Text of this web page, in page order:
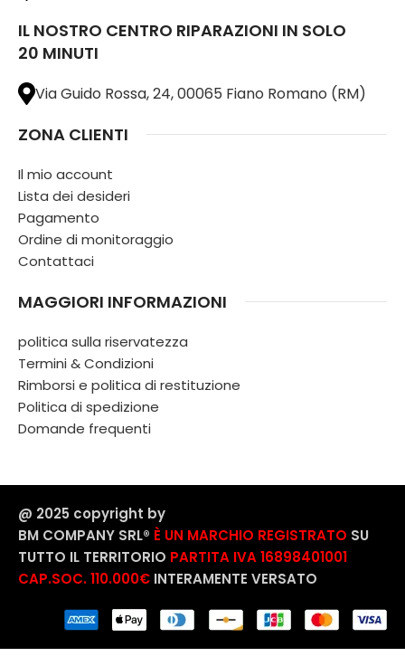
IL NOSTRO CENTRO RIPARAZIONI IN SOLO
20 MINUTI
Via Guido Rossa, 24, 00065 Fiano Romano (RM)
ZONA CLIENTI
Il mio account
Lista dei desideri
Pagamento
Ordine di monitoraggio
Contattaci
MAGGIORI INFORMAZIONI
politica sulla riservatezza
Termini & Condizioni
Rimborsi e politica di restituzione
Politica di spedizione
Domande frequenti
@ 2025 copyright by
BM COMPANY SRL®️ È UN MARCHIO REGISTRATO SU
TUTTO IL TERRITORIO PARTITA IVA 16898401001
CAP.SOC. 110.000€ INTERAMENTE VERSATO
Cecotec